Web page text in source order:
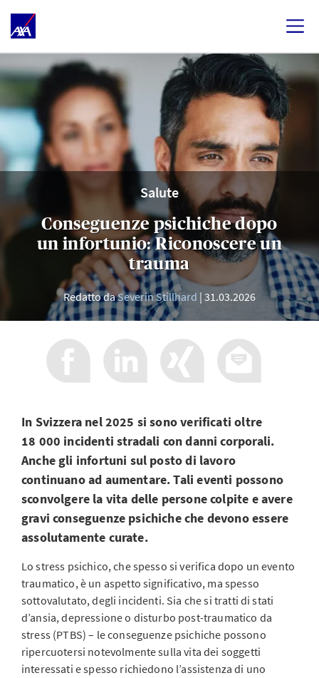
Salute
Conseguenze psichiche dopo
un infortunio: Riconoscere un
trauma
Redatto daSeverin Stillhard 31.03.2026
In Svizzera nel 2025 si sono verificati oltre
18 000 incidenti stradali con danni corporali.
Anche gli infortuni sul posto di lavoro
continuano ad aumentare. Tali eventi possono
sconvolgere la vita delle persone colpite e avere
gravi conseguenze psichiche che devono essere
assolutamente curate.
Lo stress psichico, che spesso si verifica dopo un evento
traumatico, è un aspetto significativo, ma spesso
sottovalutato, degli incidenti. Sia che si tratti di stati
d’ansia, depressione o disturbo post-traumatico da
stress (PTBS) – le conseguenze psichiche possono
ripercuotersi notevolmente sulla vita dei soggetti
interessati e spesso richiedono l’assistenza di uno